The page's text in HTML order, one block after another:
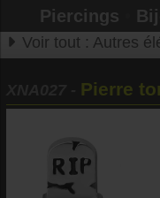
Piercings
Voir tout : Autres
Pierre